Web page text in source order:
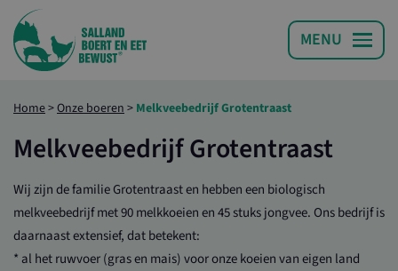
Home>Onze boeren > Melkveebedrijf Grotentraast
Melkveebedrijf Grotentraast
Wij zijn de familie Grotentraast en hebben een biologisch
melkveebedrijf met 90 melkkoeien en 45 stuks jongvee. Ons bedrijf is
daarnaast extensief, dat betekent:
* al het ruwvoer (gras en mais) voor onze koeien van eigen land